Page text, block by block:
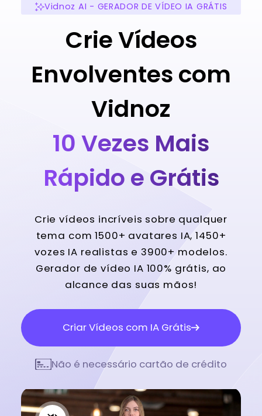
Vidnoz AI - GERADOR DE VÍDEO IA GRÁTIS
Crie Vídeos
Envolventes com
Vidnoz
10 Vezes Mais
Rápido e Grátis
Crie vídeos incríveis sobre qualquer
tema com 1500+ avatares IA, 1450+
vozes IA realistas e 3900+ modelos.
Gerador de vídeo IA 100% grátis, ao
alcance das suas mãos!
Criar Vídeos com IA Grátis
Não é necessário cartão de crédito